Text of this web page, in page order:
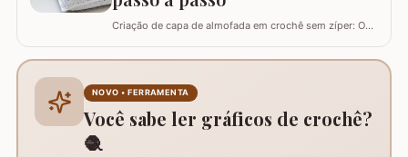
Criação de capa de almofada em crochê sem zíper: O
prática para lavar e versátil, usando crochê com fio de
Materiais necessários para o projeto: São
imprescindíveis fio de algodão nº6, agulha de…
NOVO • FERRAMENTA
Você sabe ler gráficos de crochê?
🧶